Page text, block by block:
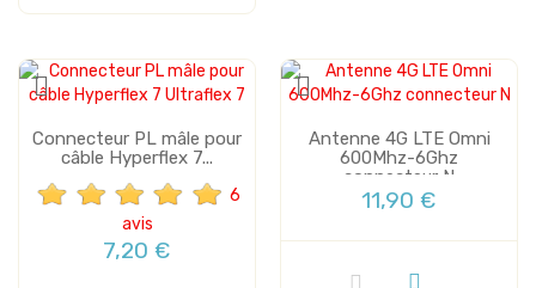
Connecteur PL mâle pour
câble Hyperflex 7...
6
avis
7,20 €
Antenne 4G LTE Omni
600Mhz-6Ghz
connecteur N
11,90 €